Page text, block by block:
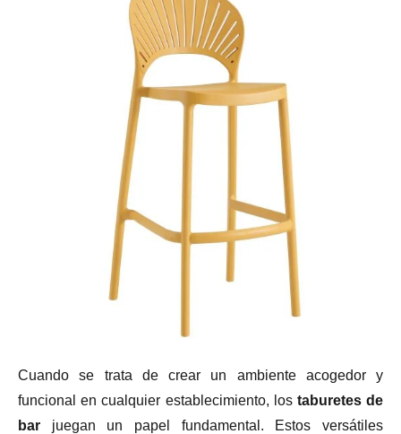
Cuando se trata de crear un ambiente acogedor y
funcional en cualquier establecimiento, los taburetes de
bar juegan un papel fundamental. Estos versátiles